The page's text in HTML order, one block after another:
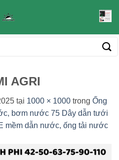
AGRI
tại 1000 × 1000 trong Ống
bơm nước 75 Dây dẫn tưới
mềm dẫn nước, ống tải nước